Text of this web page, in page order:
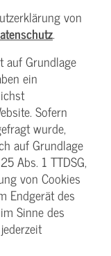
von
.
auf Grundlage
ein
Sofern
wurde,
auf Grundlage
Abs. 1 TTDSG,
von Cookies
Endgerät des
Sinne des